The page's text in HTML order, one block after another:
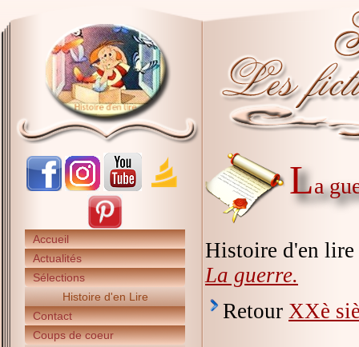
Accueil
Actualités
Sélections
Histoire d'en Lire
Contact
Coups de coeur
La
Histoire d'en
La guerre.
Retour XXè